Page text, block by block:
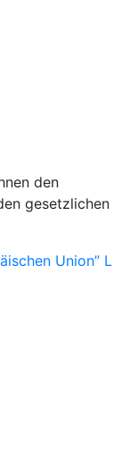
den
gesetzlichen
Union” L